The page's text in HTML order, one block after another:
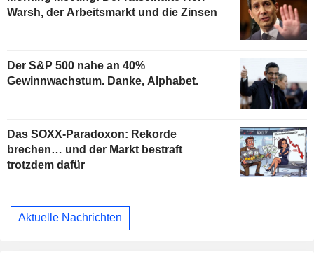
Warsh, der Arbeitsmarkt und die Zinsen
Der S&P 500 nahe an 40%
Gewinnwachstum. Danke, Alphabet.
Das SOXX-Paradoxon: Rekorde
brechen… und der Markt bestraft
trotzdem dafür
Aktuelle Nachrichten